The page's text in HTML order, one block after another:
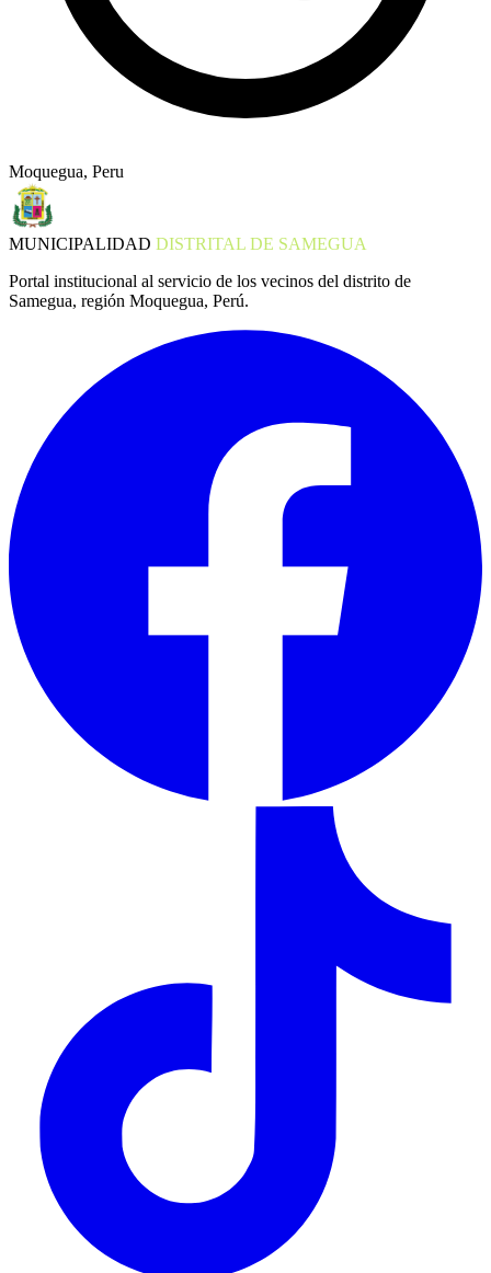
Moquegua, Peru
MUNICIPALIDAD DISTRITAL DE SAMEGUA
Portal institucional al servicio de los vecinos del distrito de
Samegua, región Moquegua, Perú.